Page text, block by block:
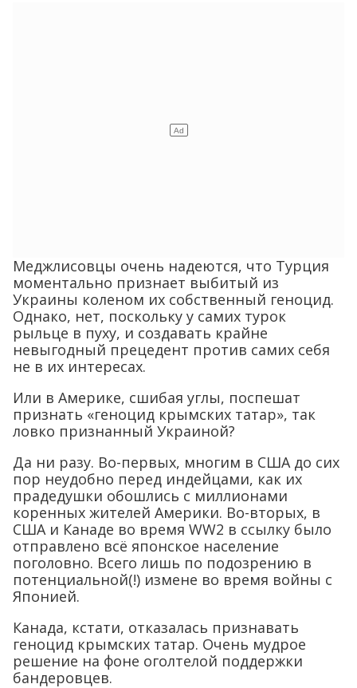
Меджлисовцы очень надеются, что Турция
моментально признает выбитый из
Украины коленом их собственный геноцид.
Однако, нет, поскольку у самих турок
рыльце в пуху, и создавать крайне
невыгодный прецедент против самих себя
не в их интересах.
Или в Америке, сшибая углы, поспешат
признать «геноцид крымских татар», так
ловко признанный Украиной?
Да ни разу. Во-первых, многим в США до сих
пор неудобно перед индейцами, как их
прадедушки обошлись с миллионами
коренных жителей Америки. Во-вторых, в
США и Канаде во время WW2 в ссылку было
отправлено всё японское население
поголовно. Всего лишь по подозрению в
потенциальной(!) измене во время войны с
Японией.
Канада, кстати, отказалась признавать
геноцид крымских татар. Очень мудрое
решение на фоне оголтелой поддержки
бандеровцев.